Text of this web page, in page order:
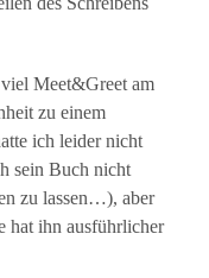
Meet&Greet am
zu einem
ich leider nicht
sein Buch nicht
zu lassen…), aber
hat ihn ausführlicher